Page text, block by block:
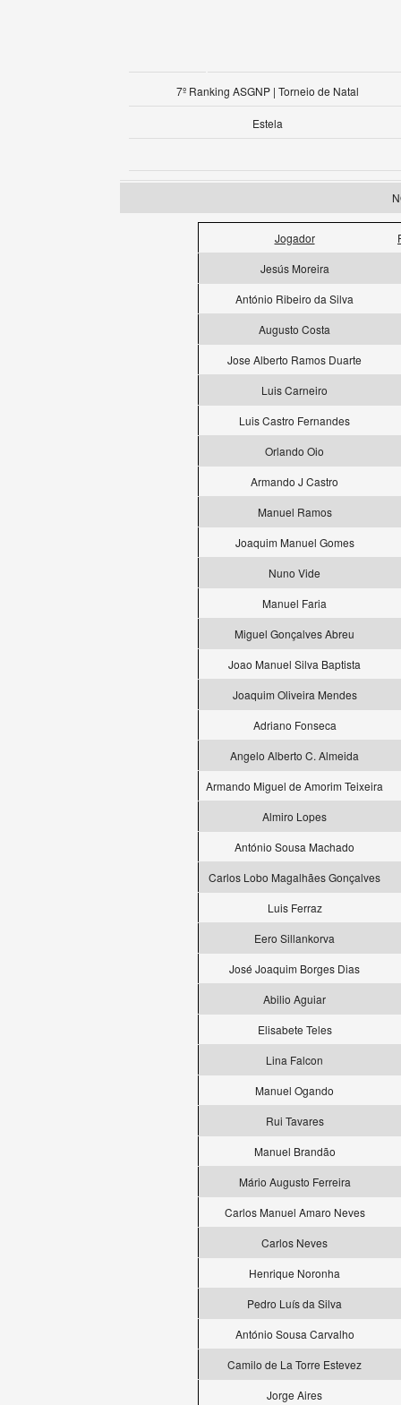
7º Ranking ASGNP | Torneio de Natal
Estela
Jogador
Jesús Moreira
António Ribeiro da Silva
Augusto Costa
Jose Alberto Ramos Duarte
Luis Carneiro
Luis Castro Fernandes
Orlando Oio
Armando J Castro
Manuel Ramos
Joaquim Manuel Gomes
Nuno Vide
Manuel Faria
Miguel Gonçalves Abreu
Joao Manuel Silva Baptista
Joaquim Oliveira Mendes
Adriano Fonseca
Angelo Alberto C. Almeida
Armando Miguel de Amorim Teixeira
Almiro Lopes
António Sousa Machado
Carlos Lobo Magalhães Gonçalves
Luis Ferraz
Eero Sillankorva
José Joaquim Borges Dias
Abilio Aguiar
Elisabete Teles
Lina Falcon
Manuel Ogando
Rui Tavares
Manuel Brandão
Mário Augusto Ferreira
Carlos Manuel Amaro Neves
Carlos Neves
Henrique Noronha
Pedro Luís da Silva
António Sousa Carvalho
Camilo de La Torre Estevez
Jorge Aires